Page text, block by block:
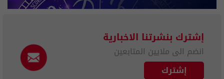
إشترك بنشرتنا الاخبارية
انضم الى ملايين المتابعين
إشترك